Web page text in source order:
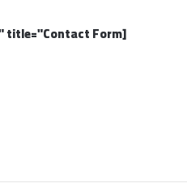
[contact-form-7 id="92" title="Contact Form"]